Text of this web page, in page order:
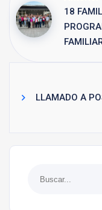
18
LLAMADO A